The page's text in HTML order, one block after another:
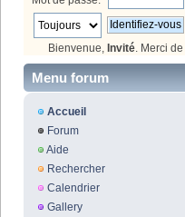
Bienvenue, Invité. Merci de
Menu forum
Accueil
Forum
Aide
Rechercher
Calendrier
Gallery